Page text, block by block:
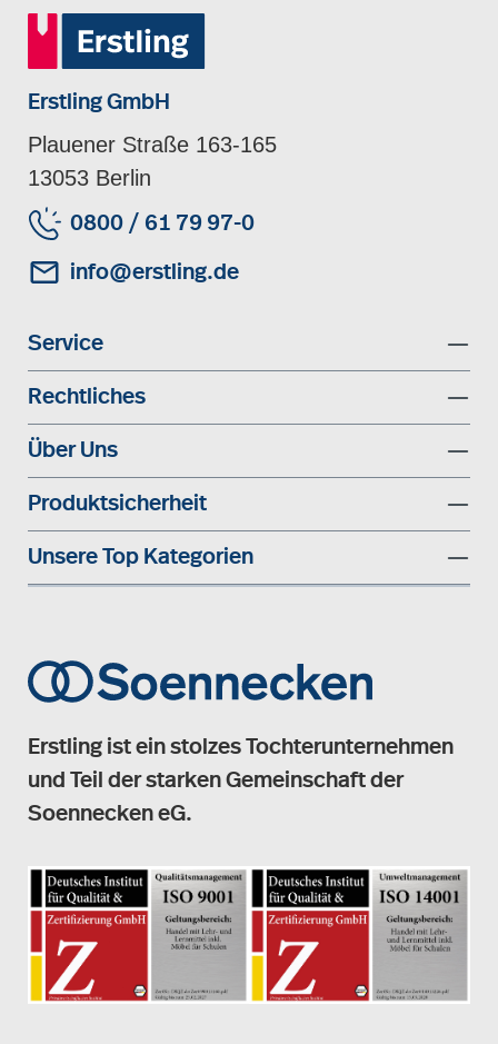
Erstling GmbH
Plauener Straße 163-165
13053 Berlin
0800 / 61 79 97-0
info@erstling.de
Service
Rechtliches
Über Uns
Produktsicherheit
Unsere Top Kategorien
Erstling ist ein stolzes Tochterunternehmen
und Teil der starken Gemeinschaft der
Soennecken eG.